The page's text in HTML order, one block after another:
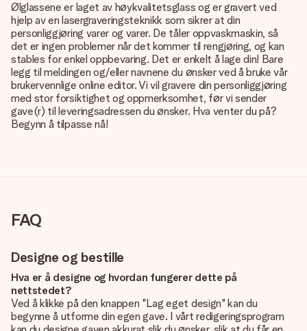
Ølglassene er laget av høykvalitetsglass og er gravert ved
hjelp av en lasergraveringsteknikk som sikrer at din
personliggjøring varer og varer. De tåler oppvaskmaskin, så
det er ingen problemer når det kommer til rengjøring, og kan
stables for enkel oppbevaring. Det er enkelt å lage din! Bare
legg til meldingen og/eller navnene du ønsker ved å bruke vår
brukervennlige online editor. Vi vil gravere din personliggjøring
med stor forsiktighet og oppmerksomhet, før vi sender
gave(r) til leveringsadressen du ønsker. Hva venter du på?
Begynn å tilpasse nå!
FAQ
Designe og bestille
Hva er å designe og hvordan fungerer dette på
nettstedet?
Ved å klikke på den knappen "Lag eget design" kan du
begynne å utforme din egen gave. I vårt redigeringsprogram